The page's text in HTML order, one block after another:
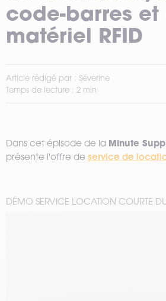
code-barres et
matériel RFID
Article rédigé par : Séverine
Temps de lecture : 2 min
Dans cet épisode de la Minute
présente l'offre de service de
DÉMO SERVICE LOCATION COURTE